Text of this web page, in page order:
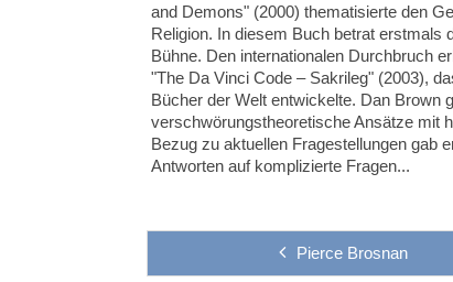
and Demons" (2000) thematisierte den
Religion. In diesem Buch betrat erstmals
Bühne. Den internationalen Durchbruch
"The Da Vinci Code – Sakrileg" (2003),
Bücher der Welt entwickelte. Dan Brown
verschwörungstheoretische Ansätze mit
Bezug zu aktuellen Fragestellungen gab
Antworten auf komplizierte Fragen...
Pierce Brosnan